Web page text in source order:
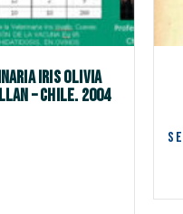
IRIS OLIVIA
– Chile. 2004